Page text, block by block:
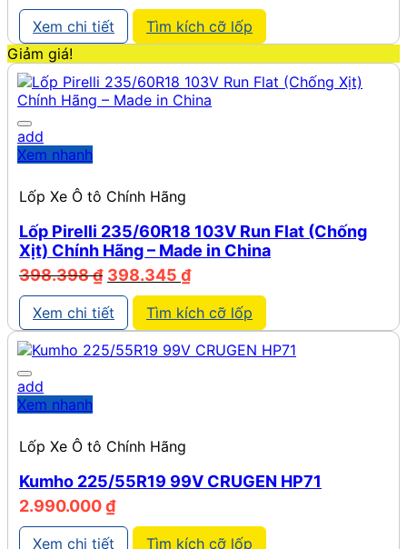
Xem chi tiết
Tìm kích cỡ lốp
Giảm giá!
add
Xem nhanh
Lốp Xe Ô tô Chính Hãng
Lốp Pirelli 235/60R18 103V Run Flat (Chống
Xịt) Chính Hãng – Made in China
398.398₫ Giá
gốc
là:
398.398 ₫.
398.345 ₫Giá
hiện
tại
là:
398.345 ₫.
Xem chi tiết Tìm kích cỡ lốp
add
Xem nhanh
Lốp Xe Ô tô Chính Hãng
Kumho 225/55R19 99V CRUGEN HP71
2.990.000₫
Xem chi tiết Tìm kích cỡ lốp